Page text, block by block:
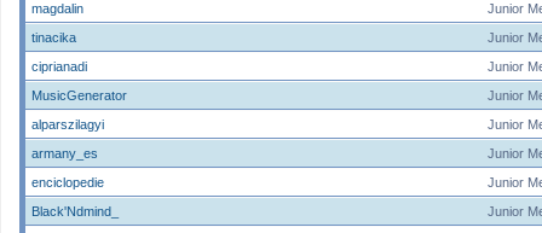
Junior
magdalin
Junior
tinacika
Junior
ciprianadi
Junior
MusicGenerator
Junior
alparszilagyi
Junior
armany_es
Junior
enciclopedie
Junior
Black'Ndmind_